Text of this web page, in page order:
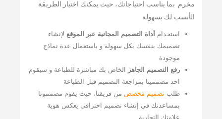
مخرم بما يناسب احتياجاتك، حيث يمكنك اختيار الطريقة
الأنسب لك بسهولة
استخدام أداة التصميم المجانية عبر الموقع لإنشاء
تصميمك بنفسك بكل سهولة و باستعمال عدة نماذج
موجودة
رفع التصميم الجاهز الخاص بك مباشرة للطباعة و سيقوم
احد مصممينا بمراجعة التصميم قبل الطباعة
طلب تصميم مخصص من فريقنا، حيث يقوم مصممونا
بمساعدتك في إنشاء تصميم احترافي يعكس هوية
علامتك التجارية